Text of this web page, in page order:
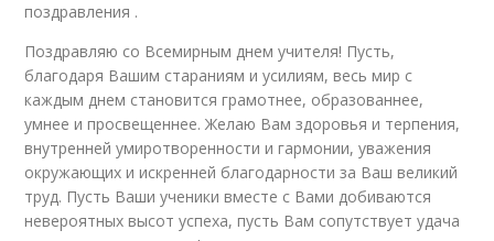
поздравления .
Поздравляю со Всемирным днем учителя! Пусть,
благодаря Вашим стараниям и усилиям, весь мир с
каждым днем становится грамотнее, образованнее,
умнее и просвещеннее. Желаю Вам здоровья и терпения,
внутренней умиротворенности и гармонии, уважения
окружающих и искренней благодарности за Ваш великий
труд. Пусть Ваши ученики вместе с Вами добиваются
невероятных высот успеха, пусть Вам сопутствует удача